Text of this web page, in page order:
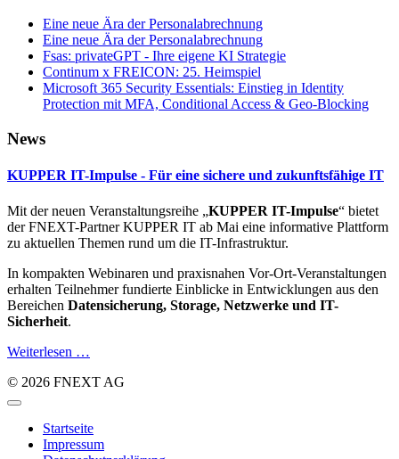
Eine neue Ära der Personalabrechnung
Eine neue Ära der Personalabrechnung
Fsas: privateGPT - Ihre eigene KI Strategie
Continum x FREICON: 25. Heimspiel
Microsoft 365 Security Essentials: Einstieg in Identity
Protection mit MFA, Conditional Access & Geo‑Blocking
News
KUPPER IT-Impulse - Für eine sichere und zukunftsfähige IT
Mit der neuen Veranstaltungsreihe „KUPPER IT-Impulse“ bietet
der FNEXT-Partner KUPPER IT ab Mai eine informative Plattform
zu aktuellen Themen rund um die IT-Infrastruktur.
In kompakten Webinaren und praxisnahen Vor-Ort-Veranstaltungen
erhalten Teilnehmer fundierte Einblicke in Entwicklungen aus den
Bereichen Datensicherung, Storage, Netzwerke und IT-
Sicherheit.
Weiterlesen …
© 2026 FNEXT AG
Startseite
Impressum